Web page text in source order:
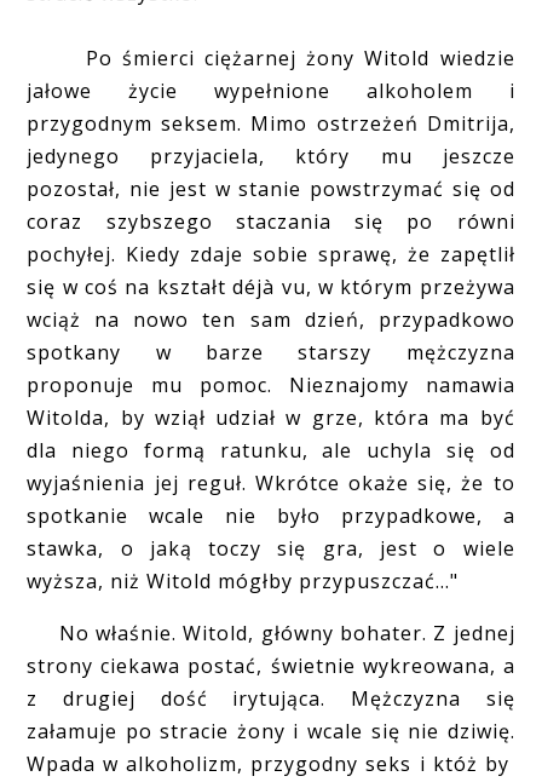
Po śmierci ciężarnej żony Witold wiedzie
jałowe życie wypełnione alkoholem i
przygodnym seksem. Mimo ostrzeżeń Dmitrija,
jedynego przyjaciela, który mu jeszcze
pozostał, nie jest w stanie powstrzymać się od
coraz szybszego staczania się po równi
pochyłej. Kiedy zdaje sobie sprawę, że zapętlił
się w coś na kształt déjà vu, w którym przeżywa
wciąż na nowo ten sam dzień, przypadkowo
spotkany w barze starszy mężczyzna
proponuje mu pomoc. Nieznajomy namawia
Witolda, by wziął udział w grze, która ma być
dla niego formą ratunku, ale uchyla się od
wyjaśnienia jej reguł. Wkrótce okaże się, że to
spotkanie wcale nie było przypadkowe, a
stawka, o jaką toczy się gra, jest o wiele
wyższa, niż Witold mógłby przypuszczać…"
No właśnie. Witold, główny bohater. Z jednej
strony ciekawa postać, świetnie wykreowana, a
z drugiej dość irytująca. Mężczyzna się
załamuje po stracie żony i wcale się nie dziwię.
Wpada w alkoholizm, przygodny seks i któż by